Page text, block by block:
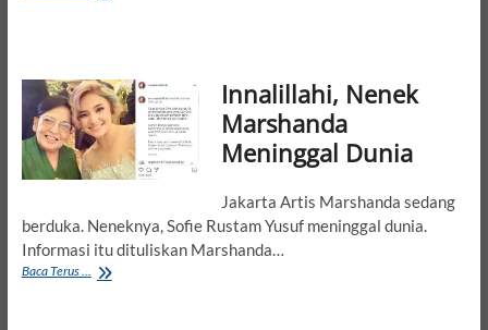
ke
Psikiater
karena
Stres
yang
Memuncak
Innalillahi, Nenek
Marshanda
Meninggal Dunia
Jakarta Artis Marshanda sedang
berduka. Neneknya, Sofie Rustam Yusuf meninggal dunia.
Informasi itu dituliskan Marshanda…
Baca Terus ... Innalillahi,